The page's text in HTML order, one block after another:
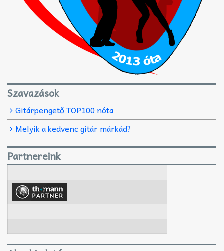
Szavazások
Gitárpengető TOP100 nóta
Melyik a kedvenc gitár márkád?
Partnereink